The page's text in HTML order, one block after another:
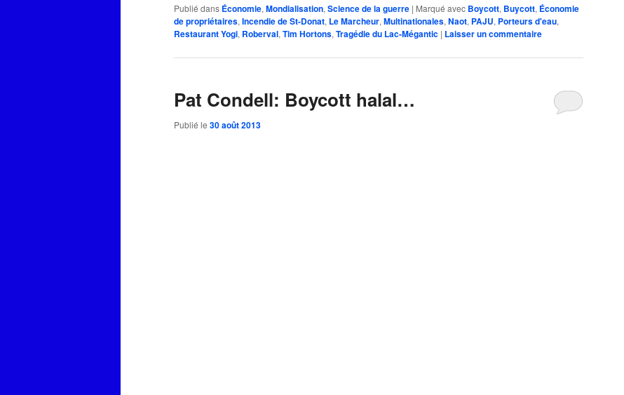
Publié dans Économie, Mondialisation, Science de la guerre | Marqué avec Boycott, Buycott, Économie
de propriétaires, Incendie de St-Donat, Le Marcheur, Multinationales, Naot, PAJU, Porteurs d'eau,
Restaurant Yogi, Roberval, Tim Hortons, Tragédie du Lac-Mégantic | Laisser un commentaire
Pat Condell: Boycott halal…
Publié le 30 août 2013